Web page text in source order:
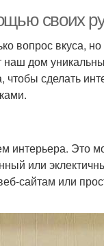
своих
вопрос вкуса,
наш дом
сделать
Это
или
сайтам или